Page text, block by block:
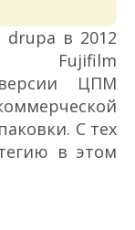
в 2012
ЦПМ
С тех
в этом